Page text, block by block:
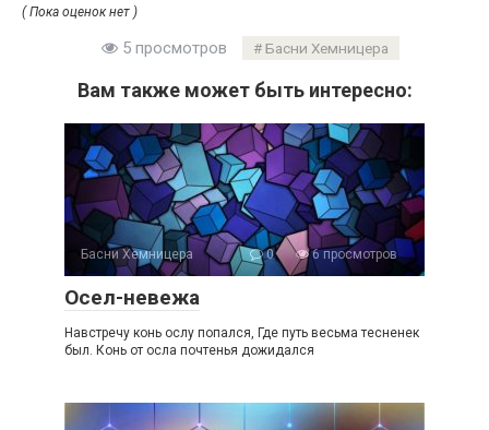
( Пока оценок нет )
5 просмотров Басни Хемницера
Вам также может быть интересно:
Басни Хемницера 0 6 просмотров
Осел-невежа
Навстречу конь ослу попался, Где путь весьма тесненек
был. Конь от осла почтенья дожидался